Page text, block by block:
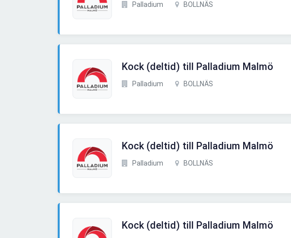
Palladium BOLLNÄS
Kock (deltid) till Palladium Malmö
Palladium BOLLNÄS
Kock (deltid) till Palladium Malmö
Palladium BOLLNÄS
Kock (deltid) till Palladium Malmö